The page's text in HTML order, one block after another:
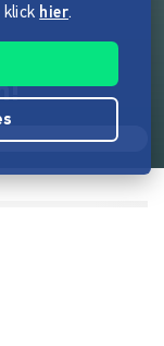
–
hier.